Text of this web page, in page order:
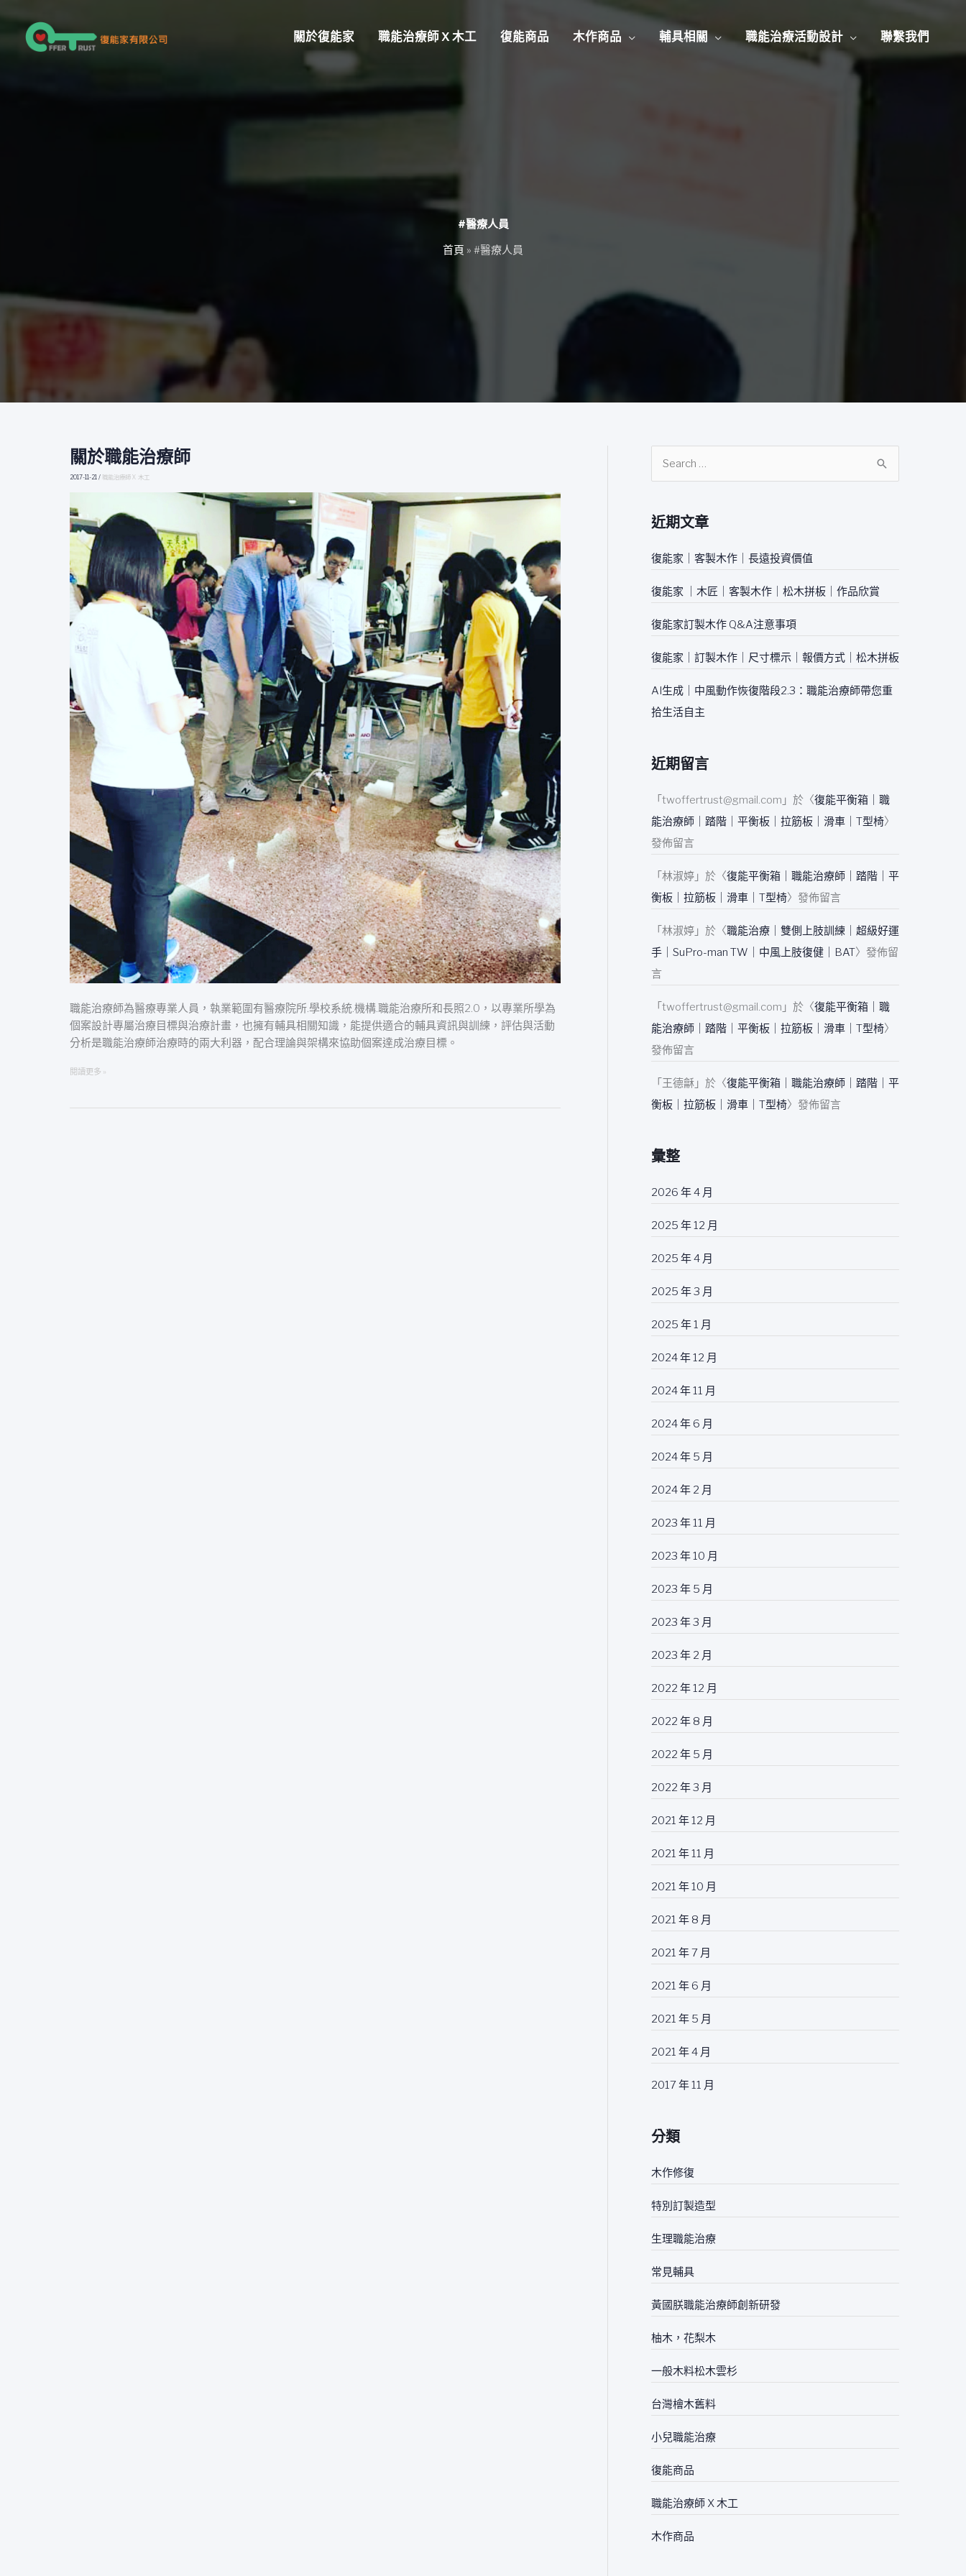
關於復能家 職能治療師 X 木工 復能商品 木作商品 輔具相關 職能治療活動設計 聯繫我們
#醫療人員
首頁 » #醫療人員
關於職能治療師
2017-11-21 / 職能治療師 X 木工
職能治療師為醫療專業人員，執業範圍有醫療院所.學校系統.機構.職能治療所和長照2.0，以專業所學為
個案設計專屬治療目標與治療計畫，也擁有輔具相關知識，能提供適合的輔具資訊與訓練，評估與活動
分析是職能治療師治療時的兩大利器，配合理論與架構來協助個案達成治療目標。
關
治
療
師
閱讀更多 »
鍵
字
近期文章
復能家｜客製木作｜長遠投資價值
復能家 ｜木匠｜客製木作｜松木拼板｜作品欣賞
復能家訂製木作 Q&A注意事項
復能家｜訂製木作｜尺寸標示｜報價方式｜松木拼板
AI生成｜中風動作恢復階段2.3：職能治療師帶您重
拾生活自主
近期留言
「 twoffertrust@gmail.com 」於〈復能平衡箱｜職
能治療師｜踏階｜平衡板｜拉筋板｜滑車｜T型椅〉
發佈留言
「 林淑婷 」於〈復能平衡箱｜職能治療師｜踏階｜平
衡板｜拉筋板｜滑車｜T型椅〉發佈留言
「 林淑婷 」於〈職能治療｜雙側上肢訓練｜超級好運
手｜SuPro-man TW｜中風上肢復健｜BAT〉發佈留
言
「 twoffertrust@gmail.com 」於〈復能平衡箱｜職
能治療師｜踏階｜平衡板｜拉筋板｜滑車｜T型椅〉
發佈留言
「 王德龢 」於〈復能平衡箱｜職能治療師｜踏階｜平
衡板｜拉筋板｜滑車｜T型椅〉發佈留言
彙整
2026 年 4 月
2025 年 12 月
2025 年 4 月
2025 年 3 月
2025 年 1 月
2024 年 12 月
2024 年 11 月
2024 年 6 月
2024 年 5 月
2024 年 2 月
2023 年 11 月
2023 年 10 月
2023 年 5 月
2023 年 3 月
2023 年 2 月
2022 年 12 月
2022 年 8 月
2022 年 5 月
2022 年 3 月
2021 年 12 月
2021 年 11 月
2021 年 10 月
2021 年 8 月
2021 年 7 月
2021 年 6 月
2021 年 5 月
2021 年 4 月
2017 年 11 月
分類
木作修復
特別訂製造型
生理職能治療
常見輔具
黃國朕職能治療師創新研發
柚木，花梨木
一般木料松木雲杉
台灣檜木舊料
小兒職能治療
復能商品
職能治療師 X 木工
木作商品